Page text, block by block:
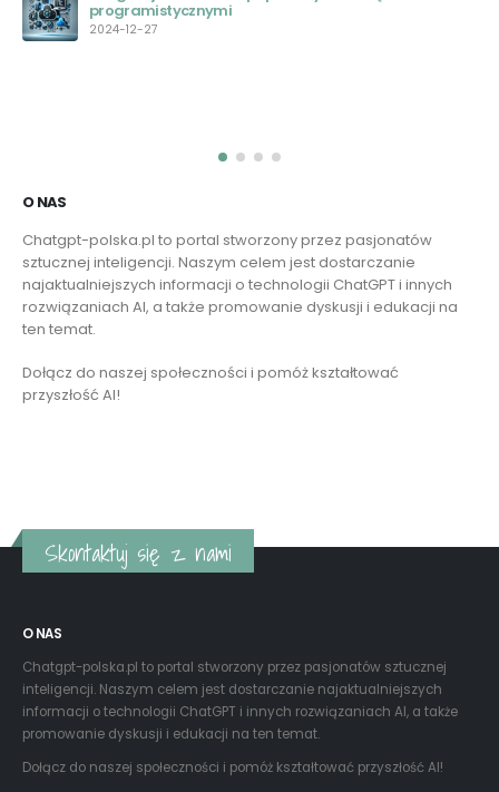
O NAS
Chatgpt-polska.pl to portal stworzony przez pasjonatów
sztucznej inteligencji. Naszym celem jest dostarczanie
najaktualniejszych informacji o technologii ChatGPT i innych
rozwiązaniach AI, a także promowanie dyskusji i edukacji na
ten temat.
Dołącz do naszej społeczności i pomóż kształtować
przyszłość AI!
Skontaktuj się z nami
O NAS
Chatgpt-polska.pl to portal stworzony przez pasjonatów sztucznej
inteligencji. Naszym celem jest dostarczanie najaktualniejszych
informacji o technologii ChatGPT i innych rozwiązaniach AI, a także
promowanie dyskusji i edukacji na ten temat.
Dołącz do naszej społeczności i pomóż kształtować przyszłość AI!